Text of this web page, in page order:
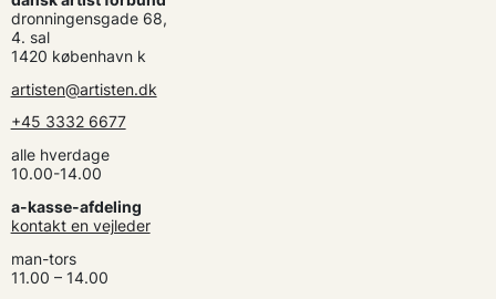
dronningensgade 68,
4. sal
1420 københavn k
artisten@artisten.dk
+45 3332 6677
alle hverdage
10.00-14.00
a-kasse-afdeling
kontakt en vejleder
man-tors
11.00 – 14.00